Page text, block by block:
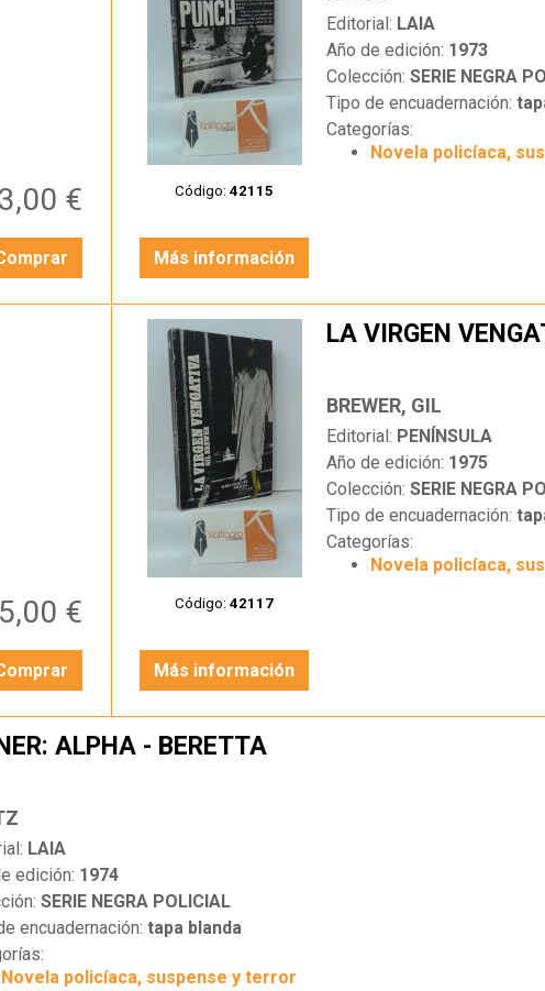
3,00 € Código:42115
Editorial: LAIA
Año de edición: 1973
Colección: SERIE NEGRA
Tipo de encuadernación:
Categorías:
Novela policíaca,
Más información
5,00 € Código:42117
LA VIRGEN
BREWER, GIL
Editorial: PENÍNSULA
Año de edición: 1975
Colección: SERIE NEGRA
Tipo de encuadernación:
Categorías:
Novela policíaca,
Más información
ALPHA - BERETTA
LAIA
edición: 1974
SERIE NEGRA POLICIAL
encuadernación: tapa blanda
Novela policíaca, suspense y terror